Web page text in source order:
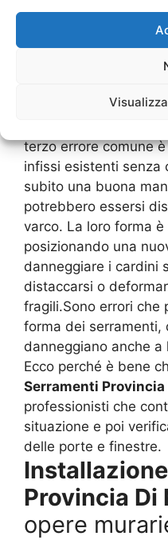
avere la giusta
avere poi una porta
perché toccava a
conseguenza si
terzo errore comune
infissi esistenti senza
subito una buona
potrebbero essersi
varco. La loro forma
posizionando una
danneggiare i cardini
distaccarsi o
fragili.Sono errori che
forma dei serramenti,
danneggiano anche
Ecco perché è bene
Serramenti Provincia
professionisti che
situazione e poi
delle porte e finestre.
Provincia Di
opere